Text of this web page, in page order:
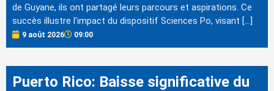
de Guyane, ils ont partagé leurs parcours et aspirations. Ce
succès illustre l'impact du dispositif Sciences Po, visant […]
9 août 2026 09:00
Puerto Rico: Baisse significative du